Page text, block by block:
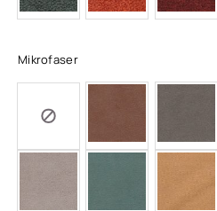
Mikrofaser